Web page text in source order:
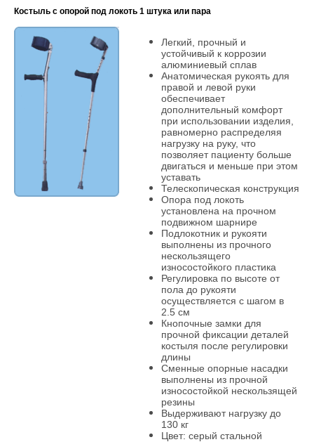
Костыль с опорой под локоть 1 штука или пара
Легкий, прочный и
устойчивый к коррозии
алюминиевый сплав
Анатомическая рукоять для
правой и левой руки
обеспечивает
дополнительный комфорт
при использовании изделия,
равномерно распределяя
нагрузку на руку, что
позволяет пациенту больше
двигаться и меньше при этом
уставать
Телескопическая конструкция
Опора под локоть
установлена на прочном
подвижном шарнире
Подлокотник и рукояти
выполнены из прочного
нескользящего
износостойкого пластика
Регулировка по высоте от
пола до рукояти
осуществляется с шагом в
2.5 см
Кнопочные замки для
прочной фиксации деталей
костыля после регулировки
длины
Сменные опорные насадки
выполнены из прочной
износостойкой нескользящей
резины
Выдерживают нагрузку до
130 кг
Цвет: серый стальной